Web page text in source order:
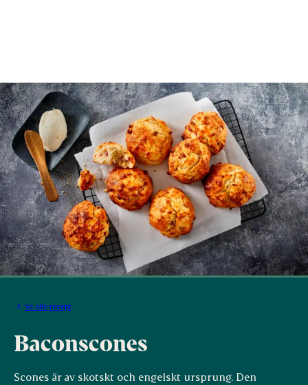
Se alle recept
Baconscones
Scones är av skotskt och engelskt ursprung. Den